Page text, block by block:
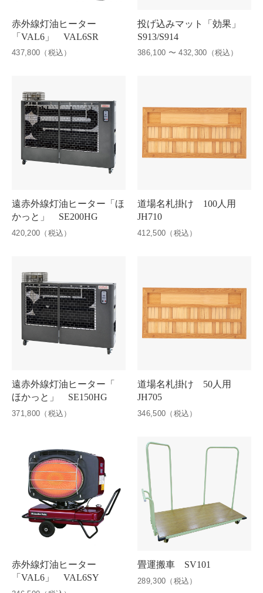
赤外線灯油ヒーター
「VAL6」 VAL6SR
437,800（税込）
投げ込みマット「効果」
S913/S914
386,100 〜 432,300（税込）
遠赤外線灯油ヒーター「ほ
かっと」 SE200HG
420,200（税込）
道場名札掛け 100人用
JH710
412,500（税込）
遠赤外線灯油ヒーター「
ほかっと」 SE150HG
371,800（税込）
道場名札掛け 50人用
JH705
346,500（税込）
赤外線灯油ヒーター
「VAL6」 VAL6SY
畳運搬車 SV101
289,300（税込）